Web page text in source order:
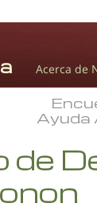
Acerca de
Ayuda
de